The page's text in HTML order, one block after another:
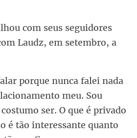
com seus seguidores
Laudz, em setembro, a
porque nunca falei nada
meu. Sou
ser. O que é privado
é tão interessante quanto